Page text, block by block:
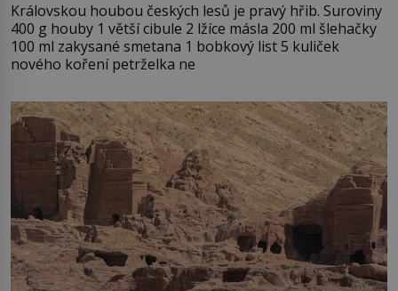
Královskou houbou českých lesů je pravý hřib. Suroviny
400 g houby 1 větší cibule 2 lžíce másla 200 ml šlehačky
100 ml zakysané smetana 1 bobkový list 5 kuliček
nového koření petrželka ne